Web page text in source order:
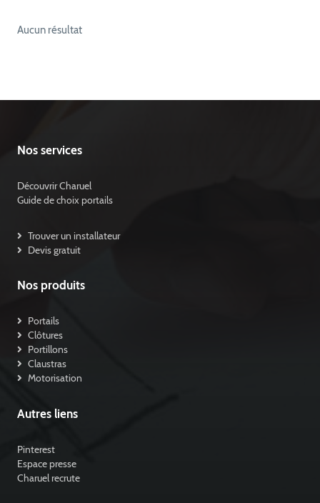
Aucun résultat
Nos services
Découvrir Charuel
Guide de choix portails
Trouver un installateur
Devis gratuit
Nos produits
Portails
Clôtures
Portillons
Claustras
Motorisation
Autres liens
Pinterest
Espace presse
Charuel recrute